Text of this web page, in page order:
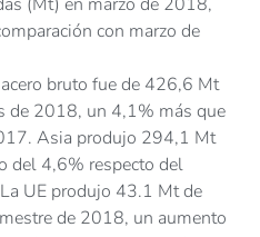
con marzo de
bruto fue de 426,6 Mt
de 2018, un 4,1% más que
Asia produjo 294,1 Mt
del 4,6% respecto del
UE produjo 43.1 Mt de
de 2018, un aumento